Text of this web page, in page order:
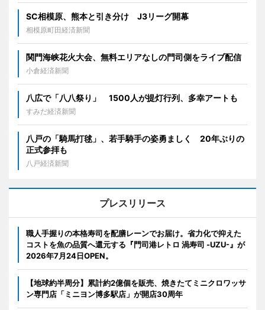
SC相模原、熊本と引き分け J3リーグ開幕
相模原町田経済新聞
関門海峡花火大会、無料エリアなしの門司側をライブ配信
小倉経済新聞
八広で「八八祭り」 1500人が提灯行列、多幸アートも
すみだ経済新聞
八戸の「騎馬打毬」、若手騎手の姿勇ましく 20年ぶりの
正式参拝も
八戸経済新聞
プレスリリース
職人手握りの本格寿司を配膳レーンでお届け。省力化で抑えた
コストを魚の品質へ還元する『門司港レトロ 渦寿司 -UZU-』が
2026年7月24日OPEN。
【地球約半周分】累計約2億個を販売、焼きたてミニクロワッサ
ン専門店「ミニヨン博多駅店」が開店30周年